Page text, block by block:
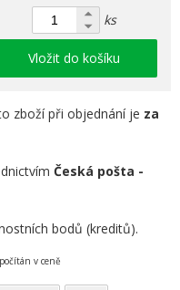
ks
Vložit do košíku
zboží při objednání je za
Česká pošta -
bodů (kreditů).
v ceně